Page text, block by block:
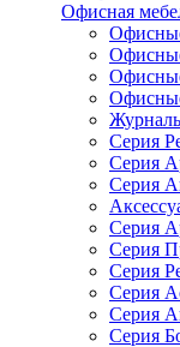
Офисная
Серия
Серия
Серия
Серия
Серия
Серия
Серия
Серия
Серия